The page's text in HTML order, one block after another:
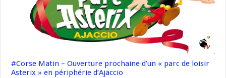
#Corse Matin – Ouverture prochaine d’un « parc de loisir
Asterix » en périphérie d’Ajaccio